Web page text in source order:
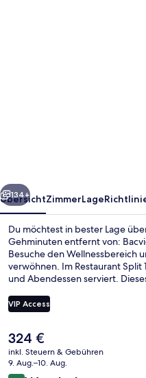
Weiter
134+
ÜbersichtZimmerLage
Du möchtest in bester Lage
Gehminuten entfernt von:
Besuche den Wellnessbereich
verwöhnen. Im Restaurant Split
und Abendessen serviert.
Fitnessbereich. Andere
hilfsbereite Personal zu
VIP Access
Der
aktuelle
Preis
beträgt
324 €
inkl. Steuern & Gebühren
9. Aug.–10. Aug.